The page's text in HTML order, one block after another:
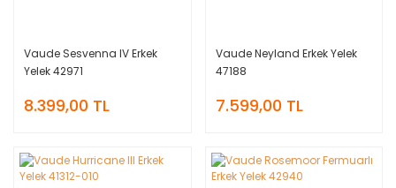
Vaude Sesvenna IV Erkek
Yelek 42971
8.399,00 TL
Vaude Neyland Erkek Yelek
47188
7.599,00 TL